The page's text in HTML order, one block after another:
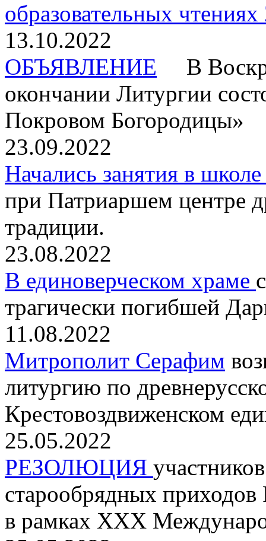
образовательных чтениях
13.10.2022
ОБЪЯВЛЕНИЕ В
окончании Литургии
Покровом Богородицы»
23.09.2022
Начались занятия в
при Патриаршем центре
традиции.
23.08.2022
В единоверческом храме
трагически погибшей
11.08.2022
Митрополит Серафим
литургию по
Крестовоздвиженском
25.05.2022
РЕЗОЛЮЦИЯ
старообрядных
в рамках XXX